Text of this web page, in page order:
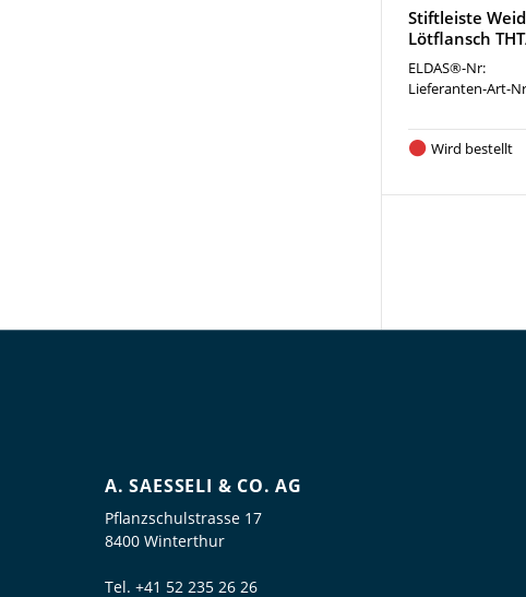
Stiftleiste
Lötflansch
ELDAS®-Nr:
Lieferanten-Art-
Wird bestellt
A. SAESSELI & CO. AG
Pflanzschulstrasse 17
8400 Winterthur
Tel. +41 52 235 26 26